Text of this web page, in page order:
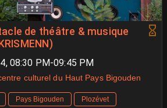
de théâtre & musique
08:30 PM-09:45 PM
culturel du Haut Pays Bigouden
Pays Bigouden
Plozévet